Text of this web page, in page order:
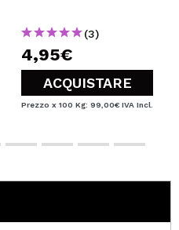
(3)
4,95€
ACQUISTARE
Prezzo x 100 Kg: 99,00€ IVA Incl.